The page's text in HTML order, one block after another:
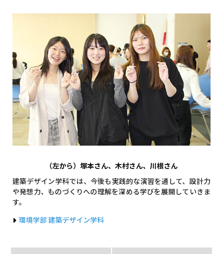
（左から）塚本さん、木村さん、川根さん
建築デザイン学科では、今後も実践的な演習を通して、設計力
や発想力、ものづくりへの理解を深める学びを展開していきま
す。
環境学部 建築デザイン学科